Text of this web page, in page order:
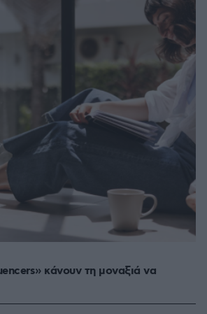
κάνουν τη μοναξιά να